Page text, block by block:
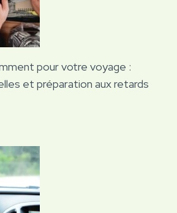
pour votre voyage :
et préparation aux retards